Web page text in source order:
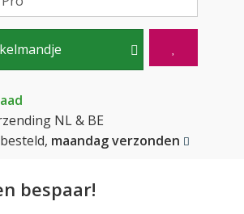
NL & BE
maandag verzonden
bespaar!